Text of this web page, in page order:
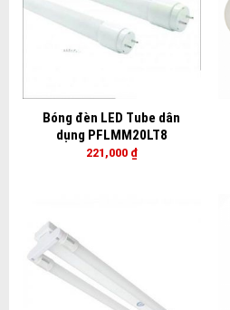
Bóng đèn LED Tube dân
dụng PFLMM20LT8
221,000 ₫